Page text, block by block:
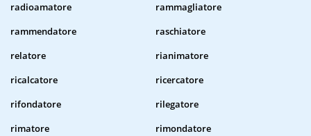
radioamatore
rammagliatore
rammendatore
raschiatore
relatore
rianimatore
ricalcatore
ricercatore
rifondatore
rilegatore
rimatore
rimondatore